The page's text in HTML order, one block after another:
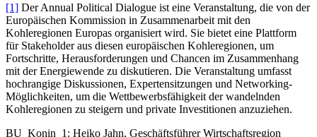
[1] Der Annual Political Dialogue ist eine Veranstaltung, die von der
Europäischen Kommission in Zusammenarbeit mit den
Kohleregionen Europas organisiert wird. Sie bietet eine Plattform
für Stakeholder aus diesen europäischen Kohleregionen, um
Fortschritte, Herausforderungen und Chancen im Zusammenhang
mit der Energiewende zu diskutieren. Die Veranstaltung umfasst
hochrangige Diskussionen, Expertensitzungen und Networking-
Möglichkeiten, um die Wettbewerbsfähigkeit der wandelnden
Kohleregionen zu steigern und private Investitionen anzuziehen.
BU_Konin_1: Heiko Jahn, Geschäftsführer Wirtschaftsregion